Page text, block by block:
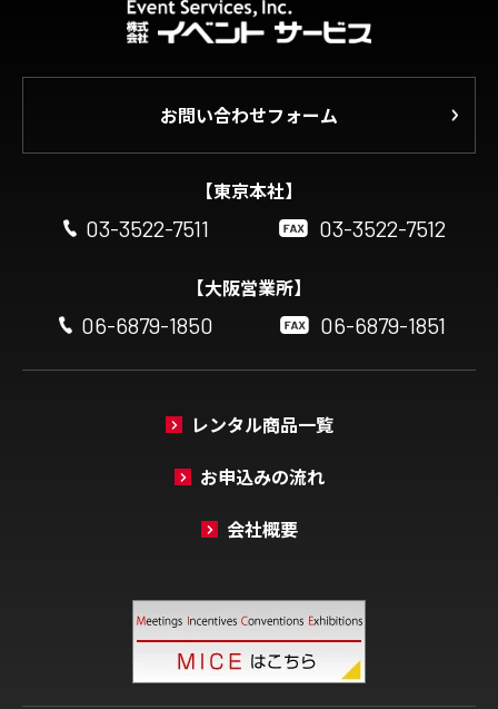
お問い合わせフォーム
【東京本社】
03-3522-7511
03-3522-7512
【大阪営業所】
06-6879-1850
06-6879-1851
レンタル商品一覧
お申込みの流れ
会社概要